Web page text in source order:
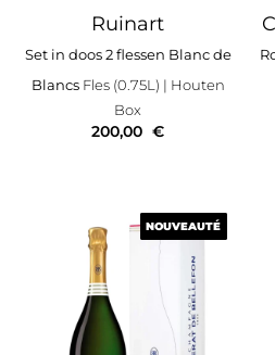
Ruinart
Set in doos 2 flessen Blanc de
BlancsFles (0.75L) | Houten
Box
200,00 €
NOUVEAUTÉ
NOUVEAUTÉ